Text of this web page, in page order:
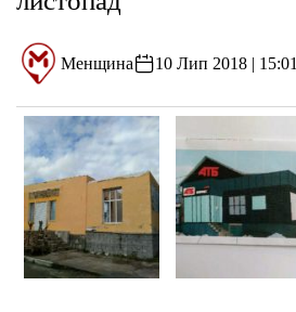
Менщина 10 Лип 2018 | 15:01